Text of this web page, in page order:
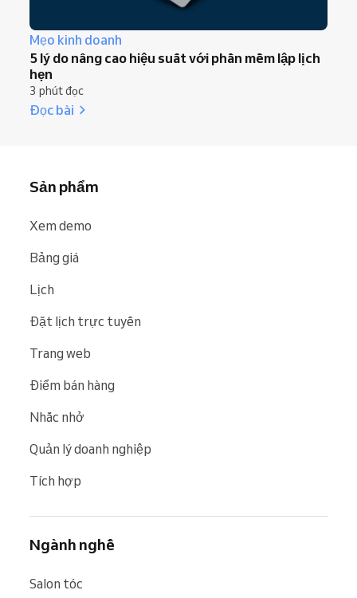
Mẹo kinh doanh
5 lý do nâng cao hiệu suất với phần mềm lập lịch
hẹn
3 phút đọc
Đọc bài
Sản phẩm
Xem demo
Bảng giá
Lịch
Đặt lịch trực tuyến
Trang web
Điểm bán hàng
Nhắc nhở
Quản lý doanh nghiệp
Tích hợp
Ngành nghề
Salon tóc